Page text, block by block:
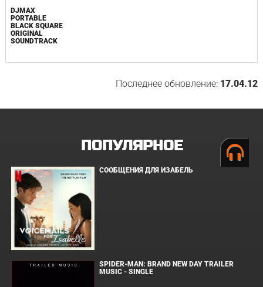
DJMAX
PORTABLE
BLACK SQUARE
ORIGINAL
SOUNDTRACK
Последнее обновление: 17.04.12
ПОПУЛЯРНОЕ
СООБЩЕНИЯ ДЛЯ ИЗАБЕЛЬ
SPIDER-MAN: BRAND NEW DAY TRAILER
MUSIC - SINGLE